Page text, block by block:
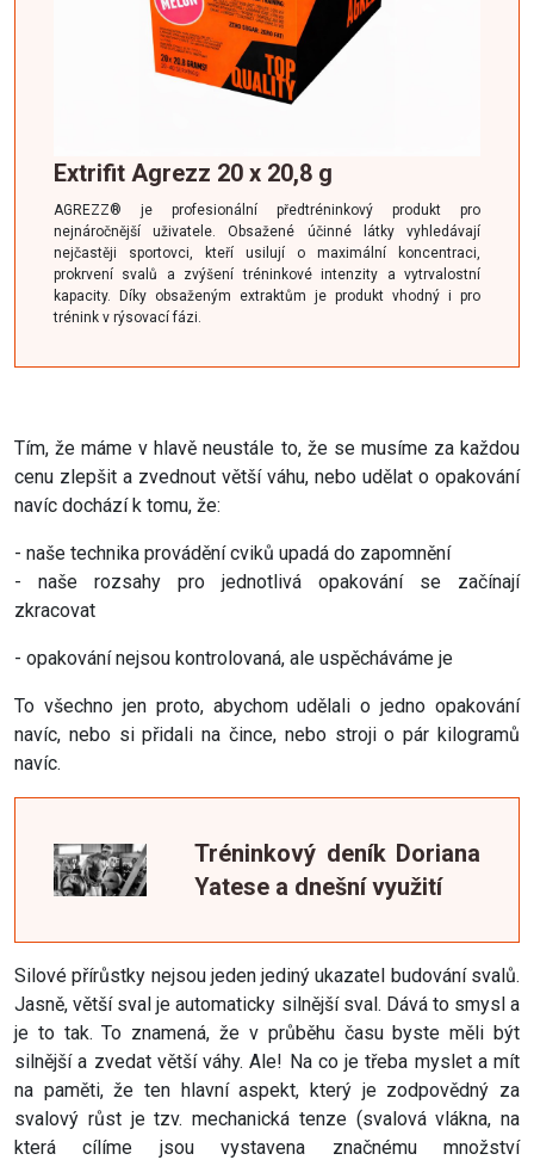
Extrifit Agrezz 20 x 20,8 g
AGREZZ® je profesionální předtréninkový produkt pro
nejnáročnější uživatele. Obsažené účinné látky vyhledávají
nejčastěji sportovci, kteří usilují o maximální koncentraci,
prokrvení svalů a zvýšení tréninkové intenzity a vytrvalostní
kapacity. Díky obsaženým extraktům je produkt vhodný i pro
trénink v rýsovací fázi.
Tím, že máme v hlavě neustále to, že se musíme za každou
cenu zlepšit a zvednout větší váhu, nebo udělat o opakování
navíc dochází k tomu, že:
- naše technika provádění cviků upadá do zapomnění
- naše rozsahy pro jednotlivá opakování se začínají
zkracovat
- opakování nejsou kontrolovaná, ale uspěcháváme je
To všechno jen proto, abychom udělali o jedno opakování
navíc, nebo si přidali na čince, nebo stroji o pár kilogramů
navíc.
Tréninkový deník Doriana
Yatese a dnešní využití
Silové přírůstky nejsou jeden jediný ukazatel budování svalů.
Jasně, větší sval je automaticky silnější sval. Dává to smysl a
je to tak. To znamená, že v průběhu času byste měli být
silnější a zvedat větší váhy. Ale! Na co je třeba myslet a mít
na paměti, že ten hlavní aspekt, který je zodpovědný za
svalový růst je tzv. mechanická tenze (svalová vlákna, na
která cílíme jsou vystavena značnému množství